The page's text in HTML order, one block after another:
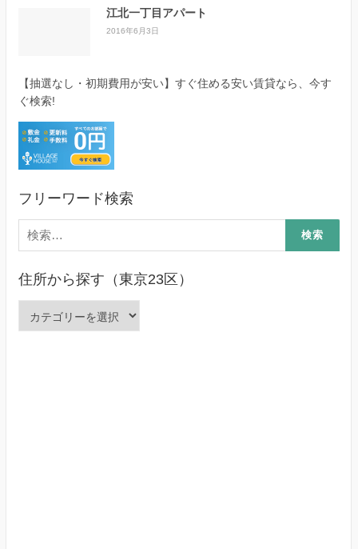
江北一丁目アパート
2016年6月3日
【抽選なし・初期費用が安い】すぐ住める安い賃貸なら、今す
ぐ検索!
フリーワード検索
検
索:
住所から探す（東京23区）